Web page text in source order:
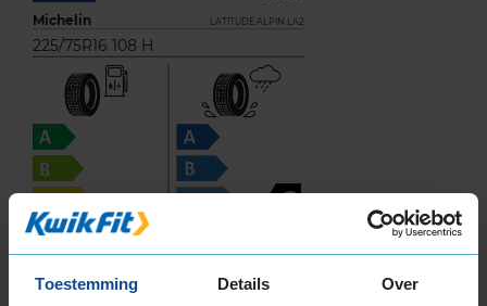
Toestemming Details Over
Michelin LATITUDE ALPIN LA2
225/75R16 108 H
D
C